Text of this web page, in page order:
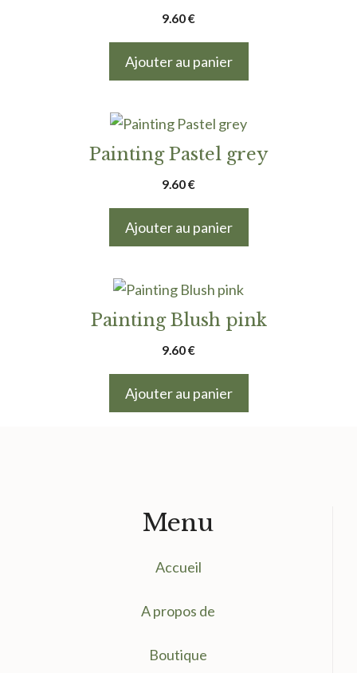
9.60€
Ajouter au panier
Painting Pastel grey
9.60€
Ajouter au panier
Painting Blush pink
9.60€
Ajouter au panier
Menu
Accueil
A propos de
Boutique